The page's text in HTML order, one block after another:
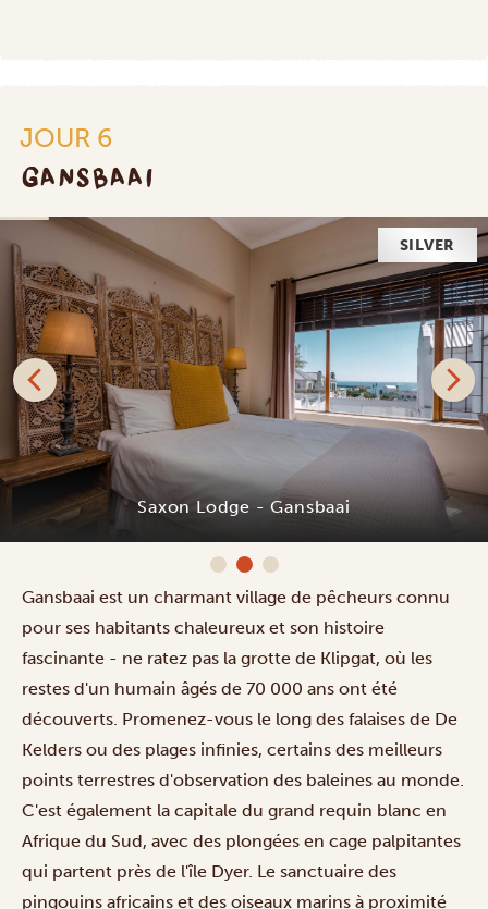
JOUR 6
GANSBAAI
SILVER
Saxon Lodge - Gansbaai
Gansbaai est un charmant village de pêcheurs connu
pour ses habitants chaleureux et son histoire
fascinante - ne ratez pas la grotte de Klipgat, où les
restes d'un humain âgés de 70 000 ans ont été
découverts. Promenez-vous le long des falaises de De
Kelders ou des plages infinies, certains des meilleurs
points terrestres d'observation des baleines au monde.
C'est également la capitale du grand requin blanc en
Afrique du Sud, avec des plongées en cage palpitantes
qui partent près de l'île Dyer. Le sanctuaire des
pingouins africains et des oiseaux marins à proximité